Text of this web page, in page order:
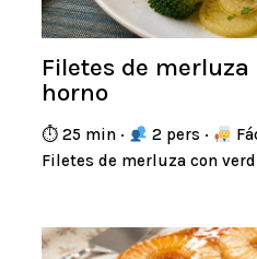
Filetes de
horno
⏱ 25 min · 2 pers ·
Filetes de merluza con